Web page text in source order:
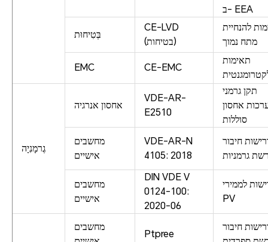
ב- EEA
בְּטִיחוּת
CE-LVD
(בטיחות)
להנחיית
מתח נמוך
EMC CE-EMC
תאימות
גֶרמָנִיָה
אחסון אנרגיה
VDE-AR-
E2510
תקן גרמני
אחסון
סוללות
מחשבים
אישיים
VDE-AR-N
4105: 2018
חיבור
גרמניות
מחשבים
אישיים
DIN VDE V
0124-100:
2020-06
לממירי
PV
מחשבים
Ptpree
חיבור